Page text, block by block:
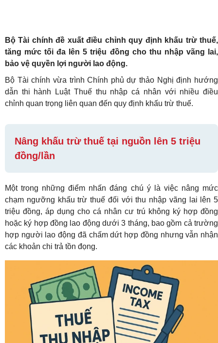
Bộ Tài chính đề xuất điều chỉnh quy định khấu trừ thuế,
tăng mức tối đa lên 5 triệu đồng cho thu nhập vãng lai,
bảo vệ quyền lợi người lao động.
Bộ Tài chính vừa trình Chính phủ dự thảo Nghị định hướng
dẫn thi hành Luật Thuế thu nhập cá nhân với nhiều điều
chỉnh quan trọng liên quan đến quy định khấu trừ thuế.
Nâng khấu trừ thuế tại nguồn lên 5 triệu
đồng/lần
Một trong những điểm nhấn đáng chú ý là việc nâng mức
chạm ngưỡng khấu trừ thuế đối với thu nhập vãng lai lên 5
triệu đồng, áp dụng cho cá nhân cư trú không ký hợp đồng
hoặc ký hợp đồng lao động dưới 3 tháng, bao gồm cả trường
hợp người lao động đã chấm dứt hợp đồng nhưng vẫn nhận
các khoản chi trả tồn đọng.